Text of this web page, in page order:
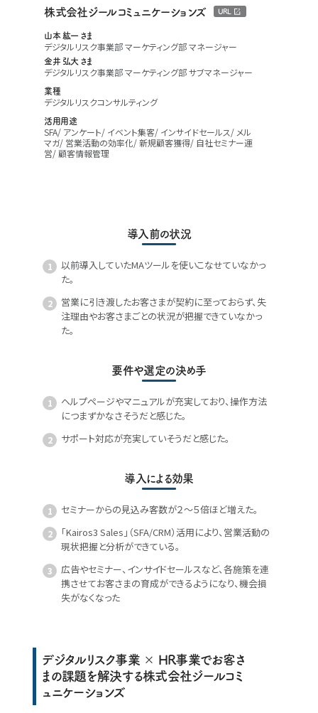
株式会社ジールコミュニケーションズ URL
山本 紘一 さま
デジタルリスク事業部 マーケティング部 マネージャー
金井 弘大 さま
デジタルリスク事業部 マーケティング部 サブマネージャー
業種
デジタルリスクコンサルティング
活用用途
SFA アンケート イベント集客 インサイドセールス
メル
マガ 営業活動の効率化 新規顧客獲得 自社セミナー運
営 顧客情報管理
導入前の状況
以前導入していたMAツールを使いこなせていなかっ
た。
営業に引き渡したお客さまが契約に至っておらず、失
注理由やお客さまごとの状況が把握できていなかっ
た。
要件や選定の決め手
ヘルプページやマニュアルが充実しており、操作方法
につまずかなさそうだと感じた。
サポート対応が充実していそうだと感じた。
導入による効果
セミナーからの見込み客数が２〜５倍ほど増えた。
「Kairos3 Sales」（SFA/CRM）活用により、営業活動の
現状把握と分析ができている。
広告やセミナー、インサイドセールスなど、各施策を連
携させてお客さまの育成ができるようになり、機会損
失がなくなった
デジタルリスク事業 × HR事業でお客さ
まの課題を解決する株式会社ジールコミ
ュニケーションズ